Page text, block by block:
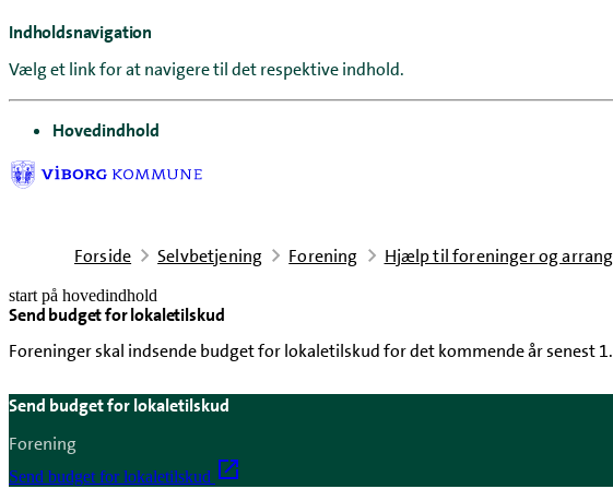
Indholdsnavigation
Vælg et link for at navigere til det respektive indhold.
gå til
Hovedindhold
Forside Selvbetjening Forening Hjælp til foreninger og
start på hovedindhold
Send budget for lokaletilskud
Foreninger skal indsende budget for lokaletilskud for det kommende år senest
senest opdateret 6. august 2026
Send budget for lokaletilskud
Forening
Send budget for lokaletilskud